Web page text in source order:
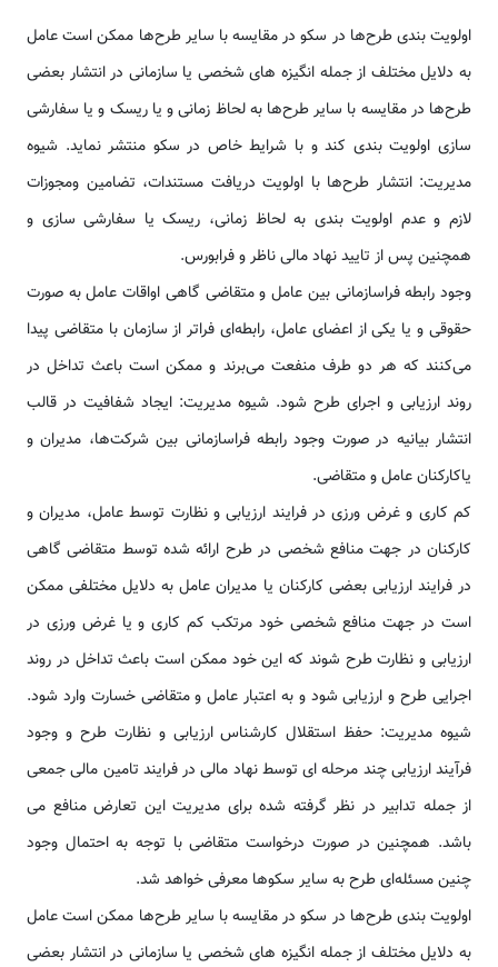
اولویت بندی طرح‌ها در سکو در مقایسه با سایر طرح‌ها ممکن است عامل
به دلایل مختلف از جمله انگیزه های شخصی یا سازمانی در انتشار بعضی
طرح‌ها در مقایسه با سایر طرح‌ها به لحاظ زمانی و یا ریسک و یا سفارشی
سازی اولویت بندی کند و با شرایط خاص در سکو منتشر نماید. شیوه
مدیریت: انتشار طرح‌ها با اولویت دریافت مستندات، تضامین ومجوزات
لازم و عدم اولویت بندی به لحاظ زمانی، ریسک یا سفارشی سازی و
همچنین پس از تایید نهاد مالی ناظر و فرابورس.
وجود رابطه فراسازمانی بین عامل و متقاضی گاهی اواقات عامل به صورت
حقوقی و یا یکی از اعضای عامل، رابطه‌ای فراتر از سازمان با متقاضی پیدا
می‌کنند که هر دو طرف منفعت می‌برند و ممکن است باعث تداخل در
روند ارزیابی و اجرای طرح شود. شیوه مدیریت: ایجاد شفافیت در قالب
انتشار بیانیه در صورت وجود رابطه فراسازمانی بین شرکت‌ها، مدیران و
یاکارکنان عامل و متقاضی.
کم کاری و غرض ورزی در فرایند ارزیابی و نظارت توسط عامل، مدیران و
کارکنان در جهت منافع شخصی در طرح ارائه شده توسط متقاضی گاهی
در فرایند ارزیابی بعضی کارکنان یا مدیران عامل به دلایل مختلفی ممکن
است در جهت منافع شخصی خود مرتکب کم کاری و یا غرض ورزی در
ارزیابی و نظارت طرح شوند که این خود ممکن است باعث تداخل در روند
اجرایی طرح و ارزیابی شود و به اعتبار عامل و متقاضی خسارت وارد شود.
شیوه مدیریت: حفظ استقلال کارشناس ارزیابی و نظارت طرح و وجود
فرآیند ارزیابی چند مرحله ای توسط نهاد مالی در فرایند تامین مالی جمعی
از جمله تدابیر در نظر گرفته شده برای مدیریت این تعارض منافع می
باشد. همچنین در صورت درخواست متقاضی با توجه به احتمال وجود
چنین مسئله‌ای طرح به سایر سکوها معرفی خواهد شد.
اولویت بندی طرح‌ها در سکو در مقایسه با سایر طرح‌ها ممکن است عامل
به دلایل مختلف از جمله انگیزه های شخصی یا سازمانی در انتشار بعضی